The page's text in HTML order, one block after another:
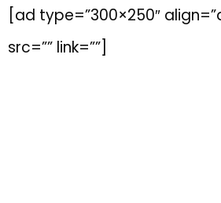
[ad type=”300×250″
src=”” link=””]